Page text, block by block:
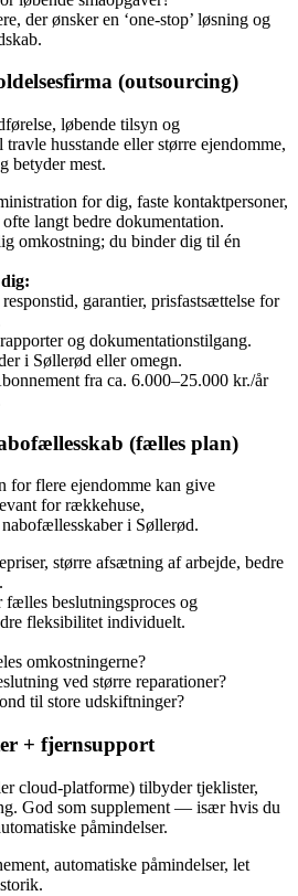
der ønsker en ‘one‑stop’ løsning og
(outsourcing)
løbende tilsyn og
husstande eller større ejendomme,
betyder mest.
for dig, faste kontaktpersoner,
langt bedre dokumentation.
omkostning; du binder dig til én
garantier, prisfastsættelse for
og dokumentationstilgang.
i Søllerød eller omegn.
fra ca. 6.000–25.000 kr./år
(fælles plan)
for flere ejendomme kan give
for rækkehuse,
i Søllerød.
større afsætning af arbejde, bedre
fælles beslutningsproces og
fleksibilitet individuelt.
omkostningerne?
ved større reparationer?
til store udskiftninger?
+ fjernsupport
cloud‑platforme) tilbyder tjeklister,
God som supplement — især hvis du
påmindelser.
automatiske påmindelser, let